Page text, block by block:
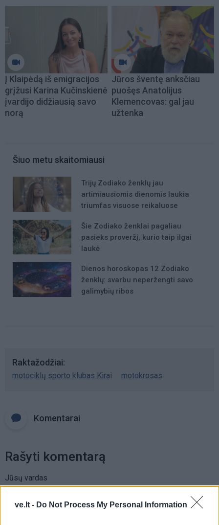
ve.lt - Do Not Process My Personal Information
Į Klaipėdą iš emigracijos
grįžusi Karina Kučinskienė
įvardijo didžiausią savo
norą
Jūros šventę anksčiau
puošęs Anatolijus
Klemencovas: gal jau
užtenka
Šiuo metu skaitomiausi
Trijų Zodiako ženklų jau
artimiausiomis dienomis laukia
triumfas visuose reikaluose
Šie Zodiako ženklai pagaliau
pasieks proveržį, kurio taip ilgai
laukė
Dienos horoskopas 12 Zodiako
ženklų: svarbu neperžengti savo
galimybių ribos
Raktažodžiai
motociklų sporto klubas Kirai motokrosas
Komentarai
Rašyti komentarą
Jūsų vardas